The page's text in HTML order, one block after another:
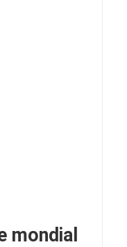
mondial